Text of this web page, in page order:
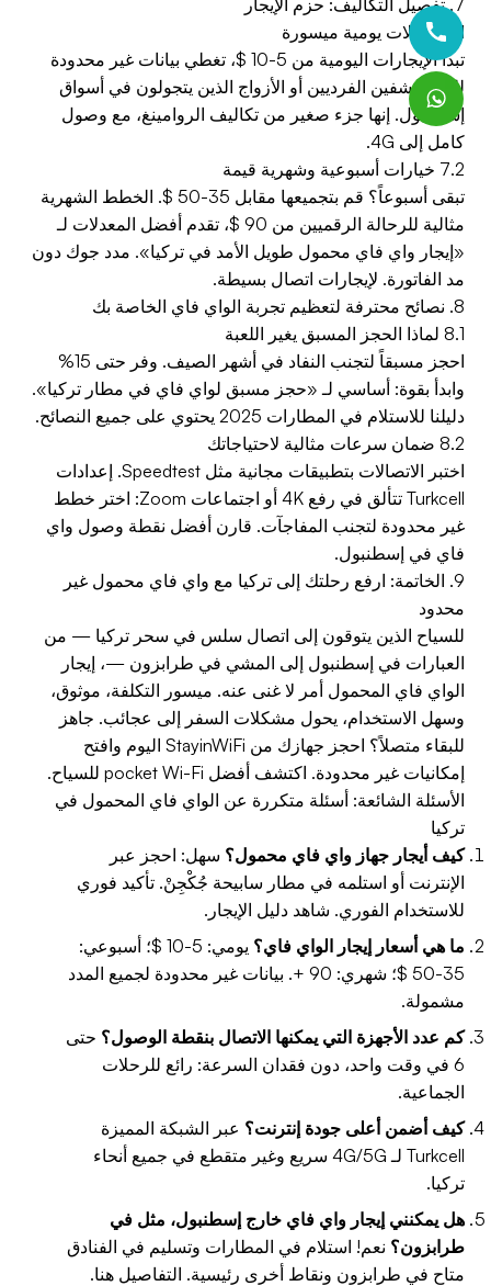
7.1 معدلات يومية ميسورة
تبدأ الإيجارات اليومية من 5-10 $، تغطي بيانات غير محدودة
للمستكشفين الفرديين أو الأزواج الذين يتجولون في أسواق
إسطنبول. إنها جزء صغير من تكاليف الروامينغ، مع وصول
كامل إلى 4G.
7.2 خيارات أسبوعية وشهرية قيمة
تبقى أسبوعاً؟ قم بتجميعها مقابل 35-50 $. الخطط الشهرية
مثالية للرحالة الرقميين من 90 $، تقدم أفضل المعدلات لـ
«إيجار واي فاي محمول طويل الأمد في تركيا». مدد جوك دون
مد الفاتورة. لإيجارات اتصال بسيطة.
8. نصائح محترفة لتعظيم تجربة الواي فاي الخاصة بك
8.1 لماذا الحجز المسبق يغير اللعبة
احجز مسبقاً لتجنب النفاد في أشهر الصيف. وفر حتى 15%
وابدأ بقوة: أساسي لـ «حجز مسبق لواي فاي في مطار تركيا».
دليلنا للاستلام في المطارات 2025 يحتوي على جميع النصائح.
8.2 ضمان سرعات مثالية لاحتياجاتك
اختبر الاتصالات بتطبيقات مجانية مثل Speedtest. إعدادات
Turkcell تتألق في رفع 4K أو اجتماعات Zoom: اختر خطط
غير محدودة لتجنب المفاجآت. قارن أفضل نقطة وصول واي
فاي في إسطنبول.
9. الخاتمة: ارفع رحلتك إلى تركيا مع واي فاي محمول غير
محدود
للسياح الذين يتوقون إلى اتصال سلس في سحر تركيا — من
العبارات في إسطنبول إلى المشي في طرابزون —، إيجار
الواي فاي المحمول أمر لا غنى عنه. ميسور التكلفة، موثوق،
وسهل الاستخدام، يحول مشكلات السفر إلى عجائب. جاهز
للبقاء متصلاً؟ احجز جهازك من StayinWiFi اليوم وافتح
إمكانيات غير محدودة. اكتشف أفضل pocket Wi-Fi للسياح.
الأسئلة الشائعة: أسئلة متكررة عن الواي فاي المحمول في
تركيا
كيف أيجار جهاز واي فاي محمول؟ سهل: احجز عبر
الإنترنت أو استلمه في مطار سابيحة جُكْجِنْ. تأكيد فوري
للاستخدام الفوري. شاهد دليل الإيجار.
ما هي أسعار إيجار الواي فاي؟
يومي: 5-10 $؛ أسبوعي:
35-50 $؛ شهري: 90 +. بيانات غير محدودة لجميع المدد
مشمولة.
كم عدد الأجهزة التي يمكنها الاتصال بنقطة الوصول؟ حتى
6 في وقت واحد، دون فقدان السرعة: رائع للرحلات
الجماعية.
كيف أضمن أعلى جودة إنترنت؟ عبر الشبكة المميزة
Turkcell لـ 4G/5G سريع وغير متقطع في جميع أنحاء
تركيا.
هل يمكنني إيجار واي فاي خارج إسطنبول، مثل في
طرابزون؟ نعم! استلام في المطارات وتسليم في الفنادق
متاح في طرابزون ونقاط أخرى رئيسية. التفاصيل هنا.